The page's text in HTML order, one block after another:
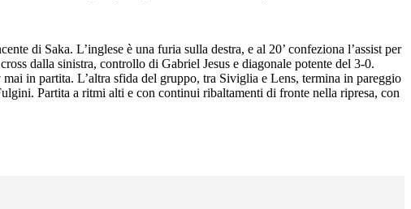
di Saka. L’inglese è una furia sulla destra, e al 20’ confeziona l’assist per
dalla sinistra, controllo di Gabriel Jesus e diagonale potente del 3-0.
in partita. L’altra sfida del gruppo, tra Siviglia e Lens, termina in pareggio
Partita a ritmi alti e con continui ribaltamenti di fronte nella ripresa, con